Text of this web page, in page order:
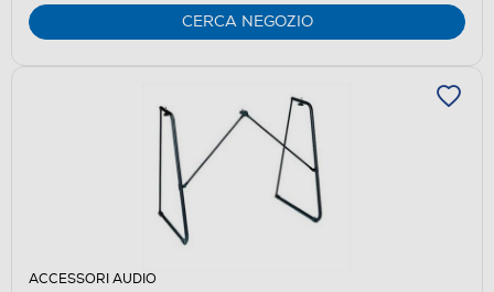
CERCA NEGOZIO
ACCESSORI AUDIO